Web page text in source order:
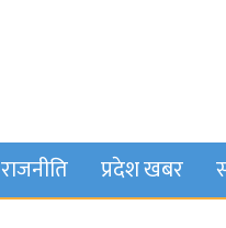
राजनीति प्रदेश खबर